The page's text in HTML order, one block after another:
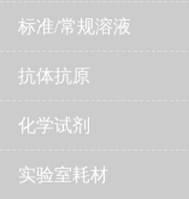
标准/常规溶液
抗体抗原
化学试剂
实验室耗材